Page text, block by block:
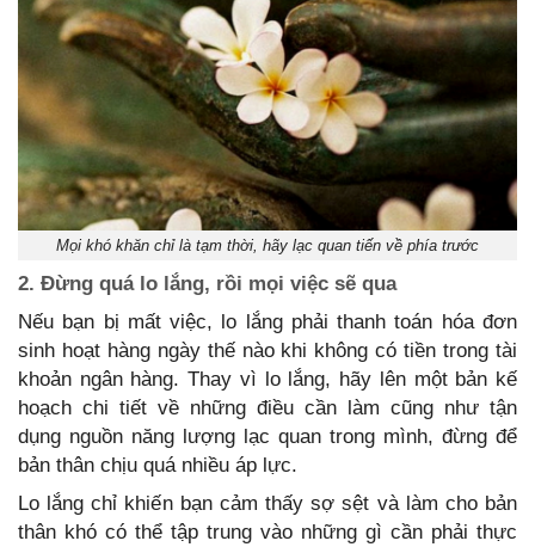
Mọi khó khăn chỉ là tạm thời, hãy lạc quan tiến về phía trước
2. Đừng quá lo lắng, rồi mọi việc sẽ qua
Nếu bạn bị mất việc, lo lắng phải thanh toán hóa đơn
sinh hoạt hàng ngày thế nào khi không có tiền trong tài
khoản ngân hàng. Thay vì lo lắng, hãy lên một bản kế
hoạch chi tiết về những điều cần làm cũng như tận
dụng nguồn năng lượng lạc quan trong mình, đừng để
bản thân chịu quá nhiều áp lực.
Lo lắng chỉ khiến bạn cảm thấy sợ sệt và làm cho bản
thân khó có thể tập trung vào những gì cần phải thực